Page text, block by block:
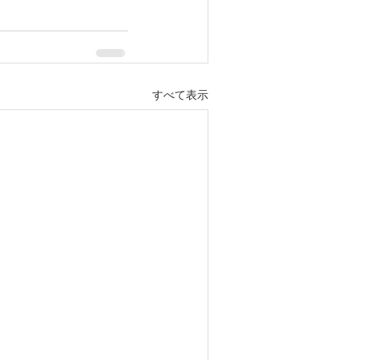
すべて表示